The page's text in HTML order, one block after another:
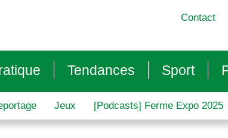
Contact
Tendances Sport
Jeux [Podcasts] Ferme Expo 2025